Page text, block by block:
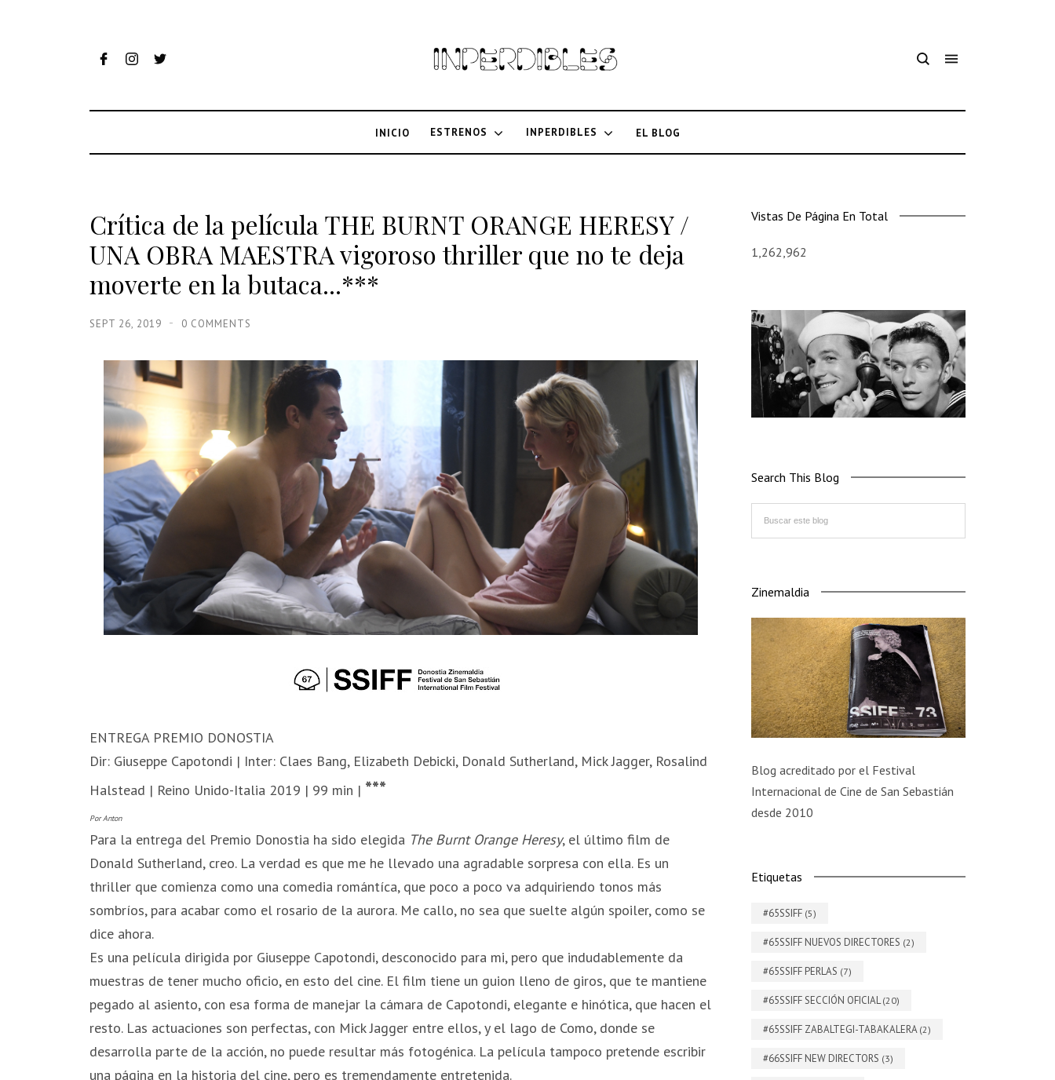
INICIO ESTRENOS INPERDIBLES EL BLOG
Crítica de la película THE BURNT ORANGE HERESY /
UNA OBRA MAESTRA vigoroso thriller que no te deja
moverte en la butaca...***
SEPT 26, 2019 0 COMMENTS
ENTREGA PREMIO DONOSTIA
Dir: Giuseppe Capotondi | Inter: Claes Bang, Elizabeth Debicki, Donald Sutherland, Mick Jagger, Rosalind
Halstead | Reino Unido-Italia 2019 | 99 min | ***
Por Anton
Para la entrega del Premio Donostia ha sido elegida The Burnt Orange Heresy, el último film de
Donald Sutherland, creo. La verdad es que me he llevado una agradable sorpresa con ella. Es un
thriller que comienza como una comedia romántíca, que poco a poco va adquiriendo tonos más
sombríos, para acabar como el rosario de la aurora. Me callo, no sea que suelte algún spoiler, como se
dice ahora.
Es una película dirigida por Giuseppe Capotondi, desconocido para mi, pero que indudablemente da
muestras de tener mucho oficio, en esto del cine. El film tiene un guion lleno de giros, que te mantiene
pegado al asiento, con esa forma de manejar la cámara de Capotondi, elegante e hinótica, que hacen el
resto. Las actuaciones son perfectas, con Mick Jagger entre ellos, y el lago de Como, donde se
desarrolla parte de la acción, no puede resultar más fotogénica. La película tampoco pretende escribir
una página en la historia del cine, pero es tremendamente entretenida.
Vistas De Página En Total
1,262,962
Search This Blog
Zinemaldia
Blog acreditado por el Festival
Internacional de Cine de San Sebastián
desde 2010
Etiquetas
#65SSIFF (5)
#65SSIFF NUEVOS DIRECTORES (2)
#65SSIFF PERLAS (7)
#65SSIFF SECCIÓN OFICIAL(20)
#65SSIFF ZABALTEGI-TABAKALERA (2)
#66SSIFF NEW DIRECTORS (3)